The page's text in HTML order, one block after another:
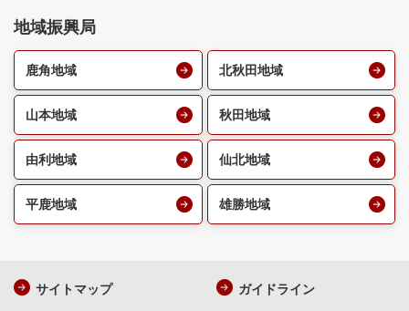
地域振興局
鹿角地域 北秋田地域
山本地域 秋田地域
由利地域 仙北地域
平鹿地域 雄勝地域
サイトマップ ガイドライン